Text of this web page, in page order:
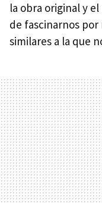
la obra original y
de fascinarnos
similares a la que